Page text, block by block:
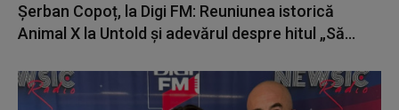
Șerban Copoț, la Digi FM: Reuniunea istorică
Animal X la Untold și adevărul despre hitul „Să...